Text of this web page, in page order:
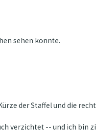
sehen konnte.
der Staffel und die
verzichtet -- und ich bin